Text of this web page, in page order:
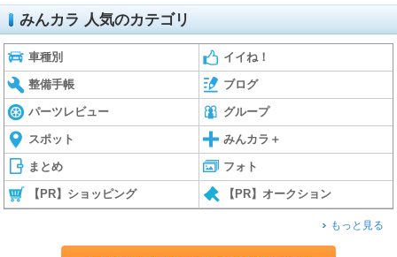
みんカラ 人気のカテゴリ
車種別 イイね！
整備手帳 ブログ
パーツレビュー グループ
スポット みんカラ＋
まとめ フォト
【PR】ショッピング 【PR】オークション
もっと見る